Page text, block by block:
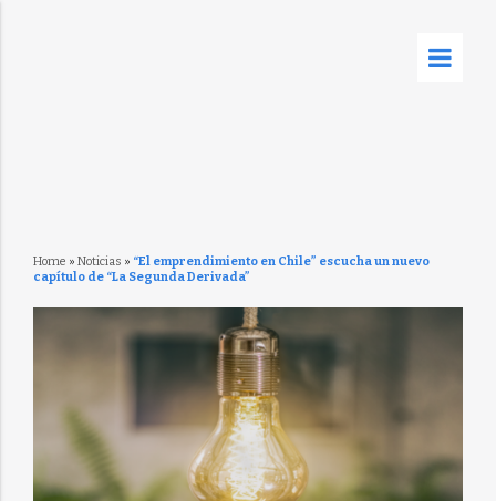
Home » Noticias » “El emprendimiento en Chile” escucha un nuevo
capítulo de “La Segunda Derivada”